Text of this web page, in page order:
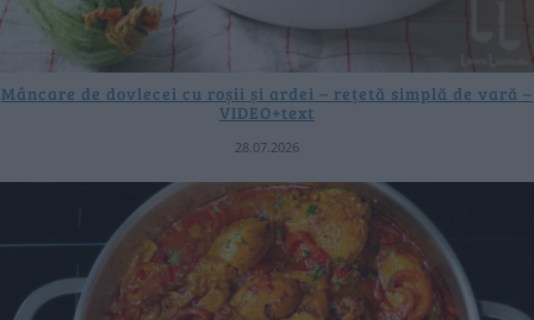
Mâncare de dovlecei cu roșii și ardei – rețetă simplă de vară –
VIDEO+text
28.07.2026